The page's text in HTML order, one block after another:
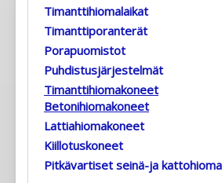
Timanttihiomalaikat
Timanttiporanterät
Porapuomistot
Puhdistusjärjestelmät
Timanttihiomakoneet
Betonihiomakoneet
Lattiahiomakoneet
Kiillotuskoneet
Pitkävartiset seinä-ja